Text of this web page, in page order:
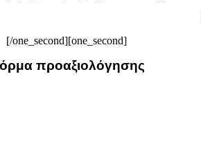
[/one_second][one_second]
προαξιολόγησης